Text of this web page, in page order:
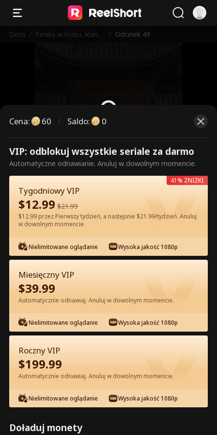
Dom / Feniks w łóżku, klan n
/ Odcinek 49
To są płatne odcinki. Odblokuj,
aby oglądać.
60
Odcinek 49 - Feniks w łóżku, klan na
głowie Pełna Wersja Filmu
1-50 51-57 Wszystkie Odcinki
46 47 48 49
Cena: 60 Saldo: 0
VIP: odblokuj wszystkie seriale za darmo
Automatyczne odnawianie. Anuluj w dowolnym momencie.
Tygodniowy VIP
$12.99 $21.99
$12.99 przez Pierwszy tydzień, a następnie $21.99/tydzień. Anuluj
w dowolnym momencie.
Nielimitowane oglądanie Wysoka jakość 1080p
41% ZNIŻKI
Miesięczny VIP
$39.99
Automatycznie odnawiaj. Anuluj w dowolnym momencie.
Nielimitowane oglądanie Wysoka jakość 1080p
Roczny VIP
$199.99
Automatycznie odnawiaj. Anuluj w dowolnym momencie.
Nielimitowane oglądanie Wysoka jakość 1080p
Doładuj monety